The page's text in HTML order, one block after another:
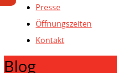
Presse
Öffnungszeiten
Kontakt
Blog